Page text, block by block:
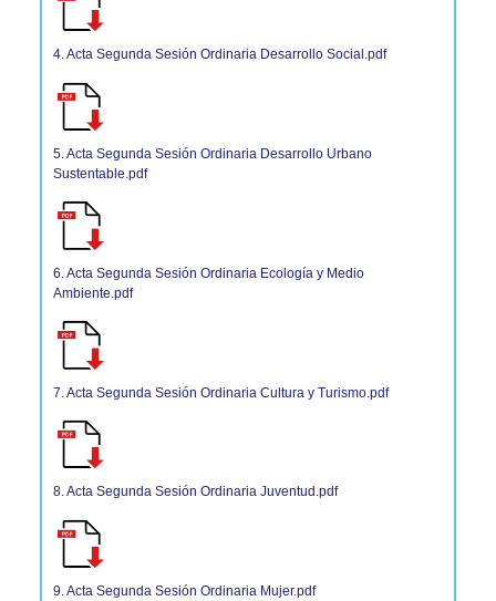
4. Acta Segunda Sesión Ordinaria Desarrollo Social.pdf
5. Acta Segunda Sesión Ordinaria Desarrollo Urbano
Sustentable.pdf
6. Acta Segunda Sesión Ordinaria Ecología y Medio
Ambiente.pdf
7. Acta Segunda Sesión Ordinaria Cultura y Turismo.pdf
8. Acta Segunda Sesión Ordinaria Juventud.pdf
9. Acta Segunda Sesión Ordinaria Mujer.pdf